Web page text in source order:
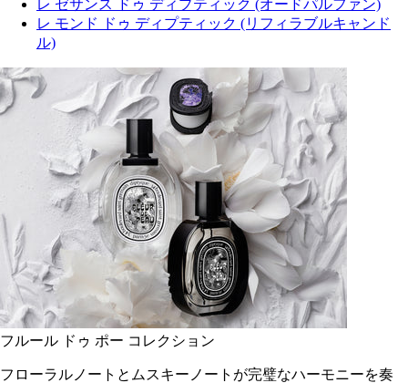
レ ゼサンス ドゥ ディプティック (オードパルファン)
レ モンド ドゥ ディプティック (リフィラブルキャンド
ル)
フルール ドゥ ポー コレクション
フローラルノートとムスキーノートが完璧なハーモニーを奏